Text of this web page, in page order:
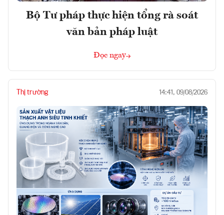
Bộ Tư pháp thực hiện tổng rà soát
văn bản pháp luật
Đọc ngay
Thị trường 14:41, 09/08/2026